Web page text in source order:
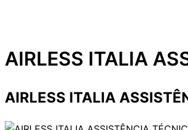
AIRLESS ITALIA
AIRLESS ITALIA